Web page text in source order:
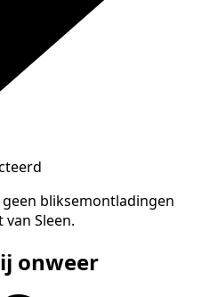
bliksemontladingen
Sleen.
onweer